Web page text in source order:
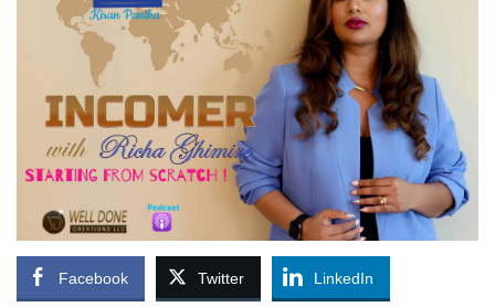
Facebook Twitter LinkedIn